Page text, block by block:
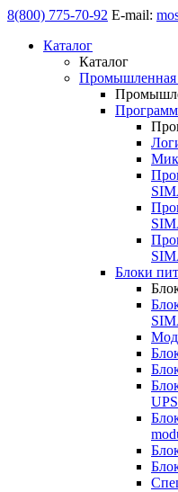
8(800) 775-70-92 E-mail:
Каталог
Каталог
Промышленная
Блоки
UPS